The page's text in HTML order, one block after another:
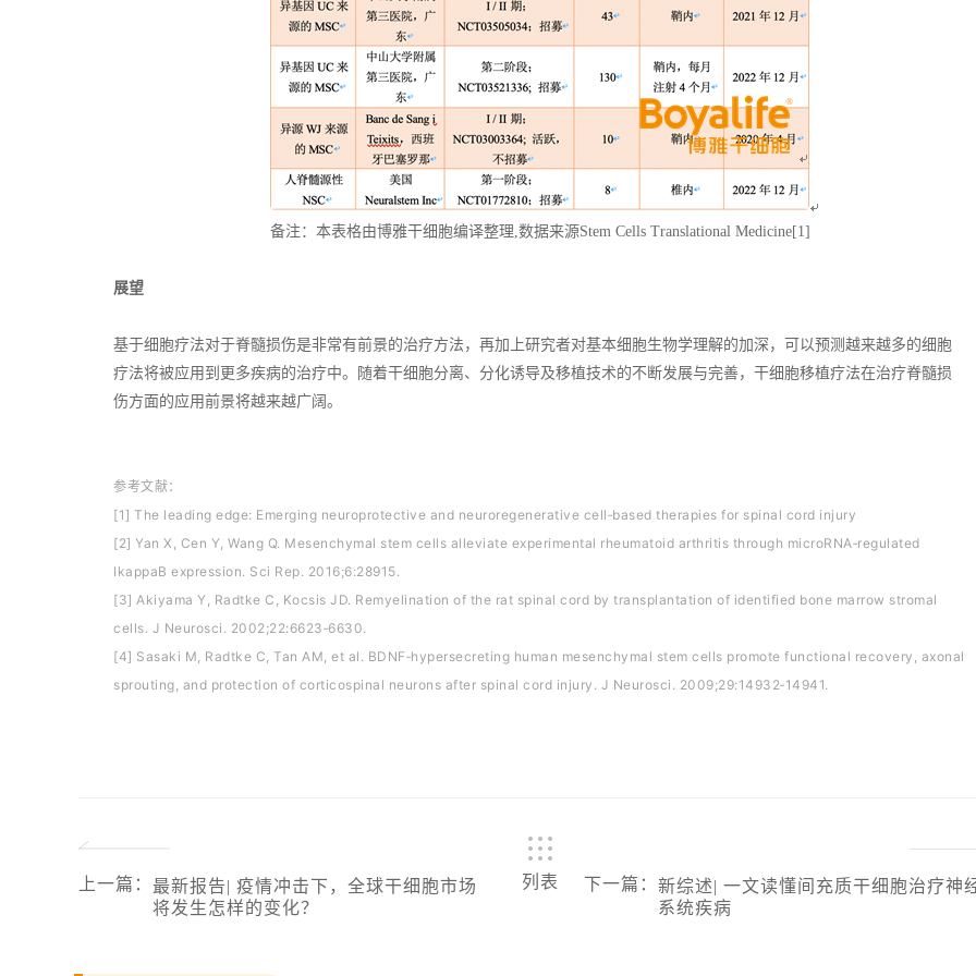
备注：本表格由博雅干细胞编译整理,数据来源Stem Cells Translational Medicine[1]
展望
基于细胞疗法对于脊髓损伤是非常有前景的治疗方法，再加上研究者对基本细胞生物学理解的加深，可以预测越来越多的细胞
疗法将被应用到更多疾病的治疗中。随着干细胞分离、分化诱导及移植技术的不断发展与完善，干细胞移植疗法在治疗脊髓损
伤方面的应用前景将越来越广阔。
参考文献：
[1] The leading edge: Emerging neuroprotective and neuroregenerative cell‐based therapies for spinal cord injury
[2] Yan X, Cen Y, Wang Q. Mesenchymal stem cells alleviate experimental rheumatoid arthritis through microRNA‐regulated
IkappaB expression. Sci Rep. 2016;6:28915.
[3] Akiyama Y, Radtke C, Kocsis JD. Remyelination of the rat spinal cord by transplantation of identified bone marrow stromal
cells. J Neurosci. 2002;22:6623‐6630.
[4] Sasaki M, Radtke C, Tan AM, et al. BDNF‐hypersecreting human mesenchymal stem cells promote functional recovery, axonal
sprouting, and protection of corticospinal neurons after spinal cord injury. J Neurosci. 2009;29:14932‐14941.
上一篇 ： 最新报告| 疫情冲击下，全球干细胞市场
将发生怎样的变化？
列表 下一篇 ： 新综述| 一文读懂间充质干细胞治疗神
系统疾病